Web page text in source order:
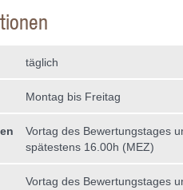
täglich
Montag bis Freitag
Vortag des Bewertungstages
spätestens 16.00h (MEZ)
Vortag des Bewertungstages